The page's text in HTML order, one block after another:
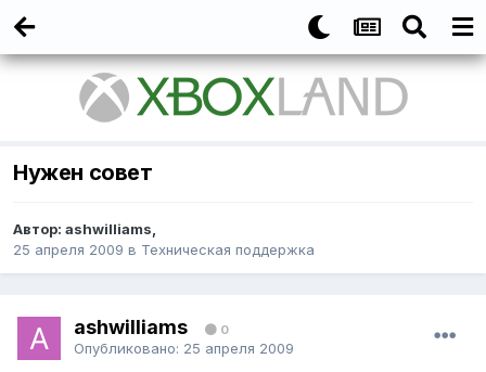
Нужен совет
Автор: ashwilliams,
25 апреля 2009 в Техническая поддержка
ashwilliams 0
Опубликовано: 25 апреля 2009